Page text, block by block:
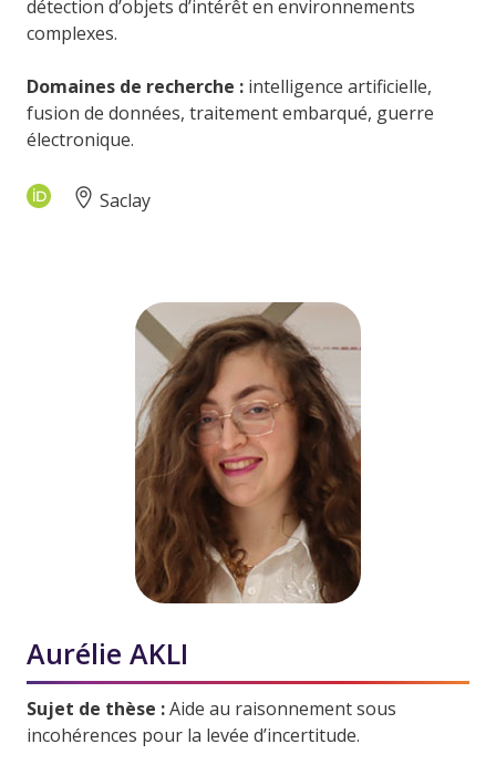
détection d’objets d’intérêt en environnements
complexes.
Domaines de recherche : intelligence artificielle,
fusion de données, traitement embarqué, guerre
électronique.
Saclay
Aurélie AKLI
Sujet de thèse :Aide au raisonnement sous
incohérences pour la levée d’incertitude.